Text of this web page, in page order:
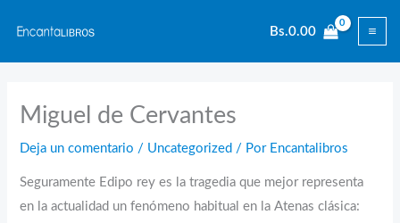
contenido
Bs.0.00
Miguel de Cervantes
Deja un comentario / Uncategorized / Por Encantalibros
Seguramente Edipo rey es la tragedia que mejor representa
en la actualidad un fenómeno habitual en la Atenas clásica: